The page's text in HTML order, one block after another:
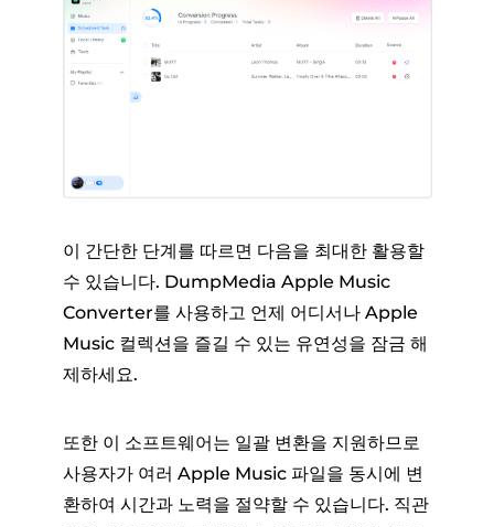
이 간단한 단계를 따르면 다음을 최대한 활용할
수 있습니다. DumpMedia Apple Music
Converter를 사용하고 언제 어디서나 Apple
Music 컬렉션을 즐길 수 있는 유연성을 잠금 해
제하세요.
또한 이 소프트웨어는 일괄 변환을 지원하므로
사용자가 여러 Apple Music 파일을 동시에 변
환하여 시간과 노력을 절약할 수 있습니다. 직관